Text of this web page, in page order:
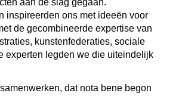
inspireerden ons met ideeën voor
de gecombineerde expertise van
kunstenfederaties, sociale
experten legden we die uiteindelijk
dat nota bene begon